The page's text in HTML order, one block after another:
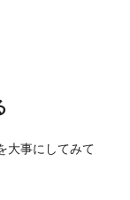
大事にしてみて